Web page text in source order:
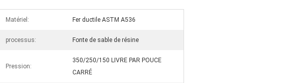
Matériel: Fer ductile ASTM A536
processus: Fonte de sable de résine
Pression:
350/250/150 LIVRE PAR POUCE
CARRÉ